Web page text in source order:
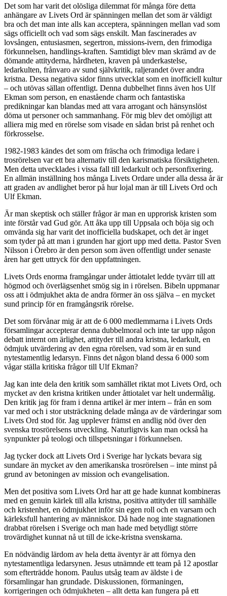
Det som har varit det olösliga dilemmat för många före detta
anhängare av Livets Ord är spänningen mellan det som är väldigt
bra och det man inte alls kan acceptera, spänningen mellan vad som
sägs officiellt och vad som sägs enskilt. Man fascinerades av
lovsången, entusiasmen, segertron, missions-ivern, den frimodiga
förkunnelsen, handlings-kraften. Samtidigt blev man skrämd av de
dömande attityderna, hårdheten, kraven på underkastelse,
ledarkulten, frånvaro av sund självkritik, raljerandet över andra
kristna. Dessa negativa sidor finns utvecklat som en inofficiell kultur
– och utövas sällan offentligt. Denna dubbelhet finns även hos Ulf
Ekman som person, en enastående charm och fantastiska
predikningar kan blandas med att vara arrogant och hänsynslöst
döma ut personer och sammanhang. För mig blev det omöjligt att
alliera mig med en rörelse som visade en sådan brist på renhet och
förkrosselse.
1982-1983 kändes det som om fräscha och frimodiga ledare i
trosrörelsen var ett bra alternativ till den karismatiska försiktigheten.
Men detta utvecklades i vissa fall till ledarkult och personfixering.
En allmän inställning hos många Livets Ordare under alla dessa år är
att graden av andlighet beror på hur lojal man är till Livets Ord och
Ulf Ekman.
Är man skeptisk och ställer frågor är man en upprorisk kristen som
inte förstår vad Gud gör. Att åka upp till Uppsala och böja sig och
omvända sig har varit det inofficiella budskapet, och det är inget
som tyder på att man i grunden har gjort upp med detta. Pastor Sven
Nilsson i Örebro är den person som även offentligt under senaste
åren har gett uttryck för den uppfattningen.
Livets Ords enorma framgångar under åttiotalet ledde tyvärr till att
högmod och överlägsenhet smög sig in i rörelsen. Bibeln uppmanar
oss att i ödmjukhet akta de andra förmer än oss själva – en mycket
sund princip för en framgångsrik rörelse.
Det som förvånar mig är att de 6 000 medlemmarna i Livets Ords
församlingar accepterar denna dubbelmoral och inte tar upp någon
debatt internt om ärlighet, attityder till andra kristna, ledarkult, en
ödmjuk utvärdering av den egna rörelsen, vad som är en sund
nytestamentlig ledarsyn. Finns det någon bland dessa 6 000 som
vågar ställa kritiska frågor till Ulf Ekman?
Jag kan inte dela den kritik som samhället riktat mot Livets Ord, och
mycket av den kristna kritiken under åttiotalet var helt undermålig.
Den kritik jag för fram i denna artikel är mer intern – från en som
var med och i stor utsträckning delade många av de värderingar som
Livets Ord stod för. Jag upplever främst en andlig nöd över den
svenska trosrörelsens utveckling. Naturligtvis kan man också ha
synpunkter på teologi och tillspetsningar i förkunnelsen.
Jag tycker dock att Livets Ord i Sverige har lyckats bevara sig
sundare än mycket av den amerikanska trosrörelsen – inte minst på
grund av betoningen av mission och evangelisation.
Men det positiva som Livets Ord har att ge hade kunnat kombineras
med en genuin kärlek till alla kristna, positiva attityder till samhälle
och kristenhet, en ödmjukhet inför sin egen roll och en varsam och
kärleksfull hantering av människor. Då hade nog inte stagnationen
drabbat rörelsen i Sverige och man hade med betydligt större
trovärdighet kunnat nå ut till de icke-kristna svenskarna.
En nödvändig lärdom av hela detta äventyr är att förnya den
nytestamentliga ledarsynen. Jesus utnämnde ett team på 12 apostlar
som efterträdde honom. Paulus utsåg team av äldste i de
församlingar han grundade. Diskussionen, förmaningen,
korrigeringen och ödmjukheten – allt detta kan fungera på ett